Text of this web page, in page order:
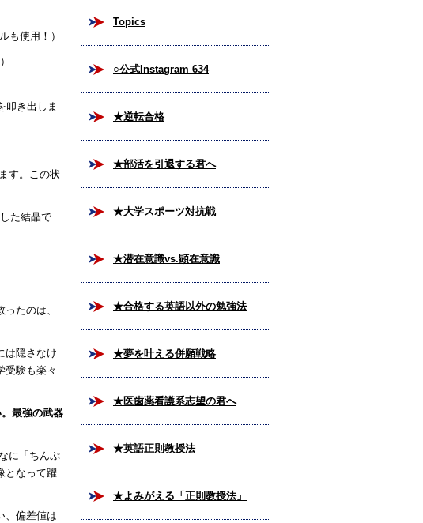
も使用！）
叩き出しま
す。この状
た結晶で
たのは、
は隠さなけ
験も楽々
最強の武器
に「ちんぷ
となって躍
、偏差値は
Topics
○公式Instagram 634
★逆転合格
★部活を引退する君へ
★大学スポーツ対抗戦
★潜在意識vs.顕在意識
★合格する英語以外の勉強法
★夢を叶える併願戦略
★医歯薬看護系志望の君へ
★英語正則教授法
★よみがえる「正則教授法」